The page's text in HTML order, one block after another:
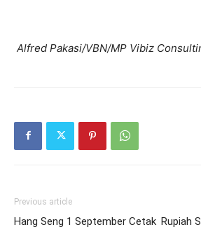
Alfred Pakasi/VBN/MP Vibiz
Previous article
Hang Seng 1 September Cetak Rupiah